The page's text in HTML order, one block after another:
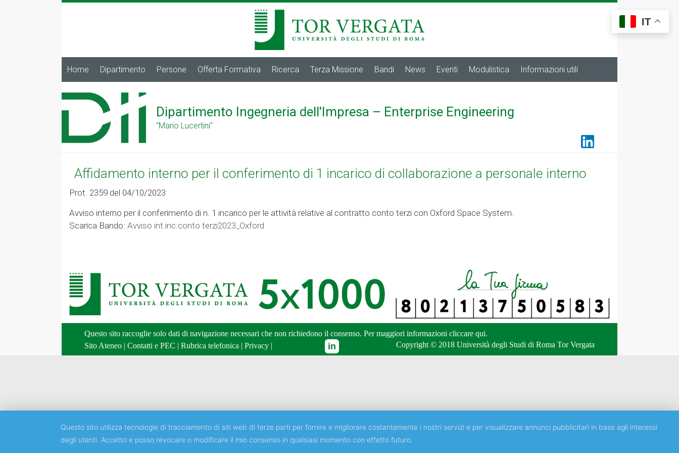
Home Dipartimento Persone Offerta Formativa Ricerca Terza Missione Bandi News Eventi Modulistica Informazioni utili
Dipartimento Ingegneria dell'Impresa – Enterprise Engineering
"Mario Lucertini"
Affidamento interno per il conferimento di 1 incarico di collaborazione a personale interno
Prot. 2359 del 04/10/2023
Avviso interno per il conferimento di n. 1 incarico per le attività relative al contratto conto terzi con Oxford Space System.
Scarica Bando: Avviso int.inc.conto terzi2023_Oxford
Questo sito raccoglie solo dati di navigazione necessari che non richiedono il consenso. Per maggiori informazioni cliccare qui.
Sito Ateneo | Contatti e PEC | Rubrica telefonica | Privacy | Copyright © 2018 Università degli Studi di Roma Tor Vergata
IT
Questo sito utilizza tecnologie di tracciamento di siti web di terze parti per fornire e migliorare costantemente i nostri servizi e per visualizzare annunci pubblicitari in base agli interessi
degli utenti. Accetto e posso revocare o modificare il mio consenso in qualsiasi momento con effetto futuro.